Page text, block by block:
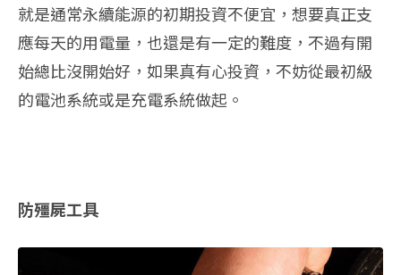
就是通常永續能源的初期投資不便宜，想要真正支
應每天的用電量，也還是有一定的難度，不過有開
始總比沒開始好，如果真有心投資，不妨從最初級
的電池系統或是充電系統做起。
防殭屍工具